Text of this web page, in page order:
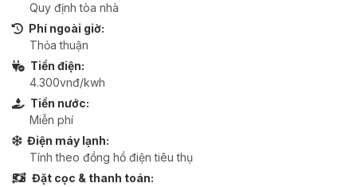
Quy định tòa nhà
Phí ngoài giờ:
Thỏa thuận
Tiền điện:
4.300vnđ/kwh
Tiền nước:
Miễn phí
Điện máy lạnh:
Tính theo đồng hồ điện tiêu thụ
Đặt cọc & thanh toán: